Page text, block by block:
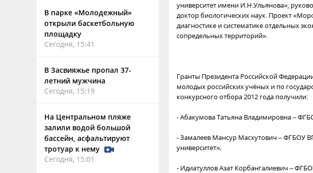
В парке «Молодежный»
открыли баскетбольную
площадку
Сегодня, 15:41
В Засвияжье пропал 37-
летний мужчина
Сегодня, 15:19
На Центральном пляже
залили водой большой
бассейн, асфальтируют
тротуар к нему
Сегодня, 15:01
университет имени И.Н.Ульянова»,
доктор биологических наук. Проект
диагностике и систематике отдельных
сопредельных территорий».
Гранты Президента Российской
молодых российских учёных и по
конкурсного отбора 2012 года получили:
- Абакумова Татьяна Владимировна –
- Замалеев Мансур Масхутович – ФГБОУ
университет»;
- Идиатуллов Азат Корбангалиевич –